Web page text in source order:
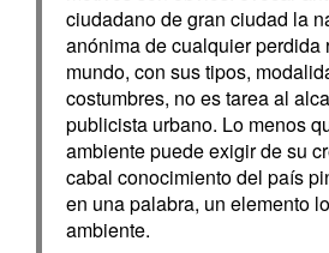
ciudadano de gran ciudad la
anónima de cualquier perdida
mundo, con sus tipos,
costumbres, no es tarea al
publicista urbano. Lo menos
ambiente puede exigir de su
cabal conocimiento del país
en una palabra, un elemento
ambiente.